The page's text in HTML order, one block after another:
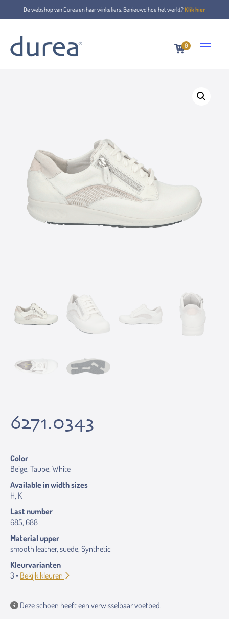
Dé webshop van Durea en haar winkeliers. Benieuwd hoe het werkt?Klik hier
0
Home Lace-up shoes
6271.0343
Color
Beige, Taupe, White
Available in width sizes
H, K
Last number
685, 688
Material upper
smooth leather, suede, Synthetic
Kleurvarianten
3 • Bekijk kleuren
Deze schoen heeft een verwisselbaar voetbed.